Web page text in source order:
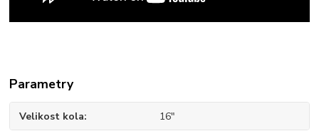
Parametry
Velikost kola 16"